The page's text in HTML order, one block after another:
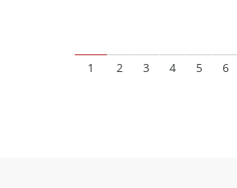
1 2 3 4 5 6